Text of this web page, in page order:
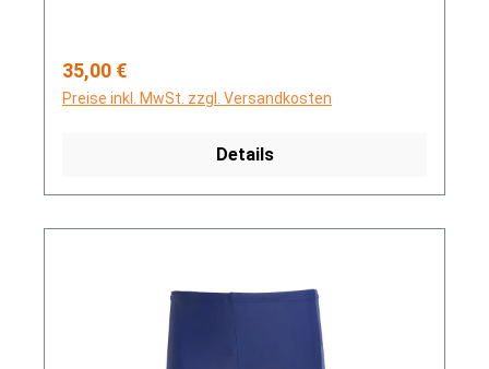
Regulärer Preis:
35,00 €
Preise inkl. MwSt. zzgl. Versandkosten
Details